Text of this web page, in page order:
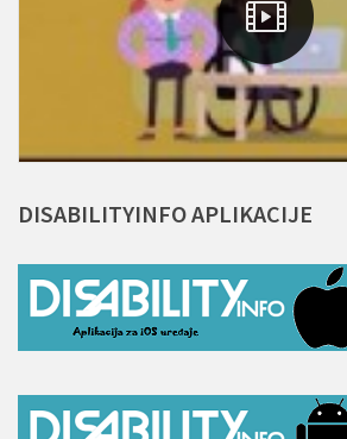
DISABILITYINFOAPLIKACIJE